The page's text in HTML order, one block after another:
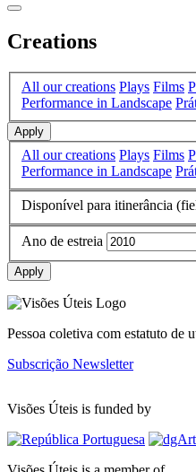
Creations
All our creations Plays Films
Performance in Landscape
Apply
All our creations Plays Films
Performance in Landscape
Disponível para itinerância
Ano de estreia
Apply
Pessoa coletiva com estatuto de
Subscrição Newsletter
Visões Úteis is funded by